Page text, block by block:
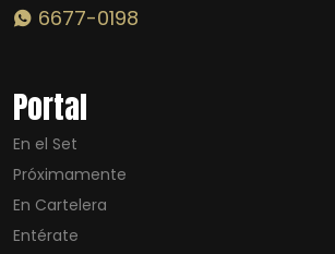
6677-0198
Portal
En el Set
Próximamente
En Cartelera
Entérate